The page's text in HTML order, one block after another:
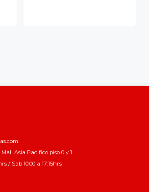
Asia Pacifico piso 0 y 1
/ Sab 10:00 a 17:15hrs